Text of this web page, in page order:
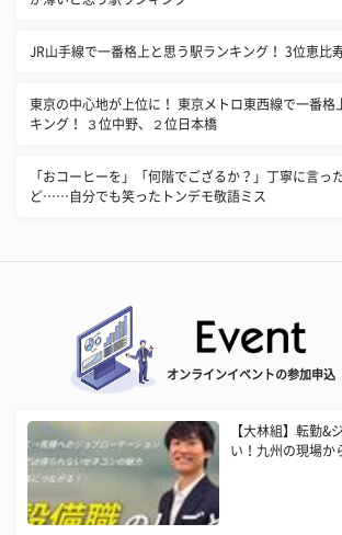
JR山手線で一番格上と思う駅ランキング！ 3位恵
東京の中心地が上位に！ 東京メトロ東西線で一番格
キング！ ３位中野、２位日本橋
「おコーヒーを」「何階でござるか？」丁寧に言っ
ど……自分でも笑ったトンデモ敬語ミス
オンラインイベントの参加申込
【大林組】転勤&
い！九州の現場か